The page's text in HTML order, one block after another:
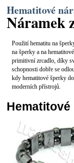
Hematitové
Náramek
Použití hematitu na
na šperky a na
primitivní zrcadlo, díky
schopnosti dobře se
kdy hematitové šperky
moderních přístrojů.
Hematitové